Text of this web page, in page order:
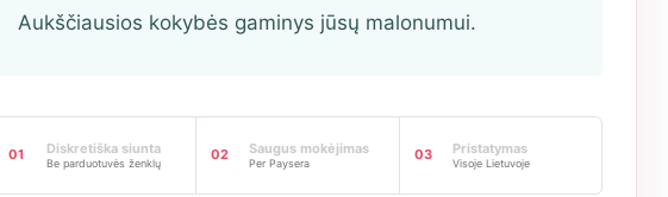
Aukščiausios kokybės gaminys jūsų malonumui.
01 Diskretiška siunta
Be parduotuvės ženklų 02 Saugus mokėjimas
Per Paysera 03 Pristatymas
Visoje Lietuvoje